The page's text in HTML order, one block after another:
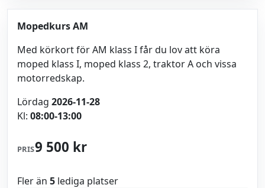
Mopedkurs AM
Med körkort för AM klass I får du lov att köra
moped klass I, moped klass 2, traktor A och vissa
motorredskap.
Lördag 2026-11-28
Kl: 08:00-13:00
PRIS9 500 kr
Fler än 5 lediga platser